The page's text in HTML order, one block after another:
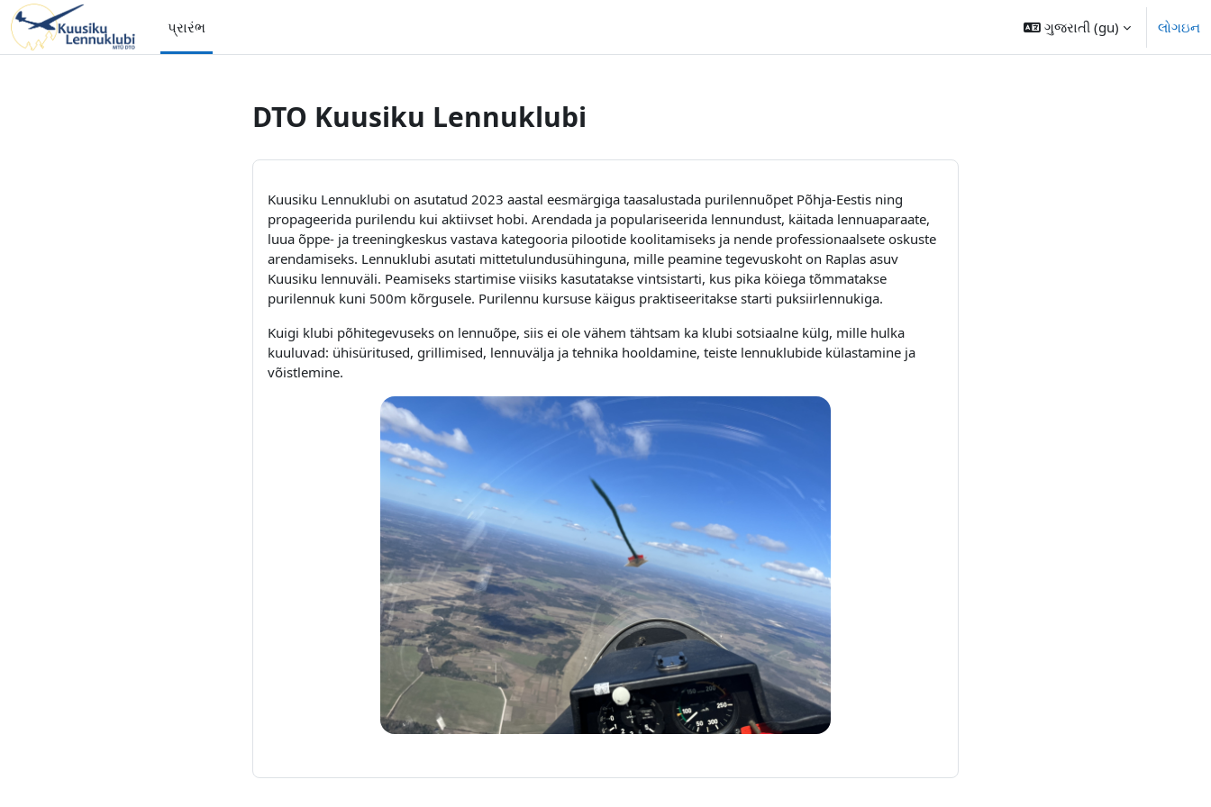
મુખ્ય વિષયવસ્તુ પર જાઓ
પ્રારંભ
ગુજરાતી ‎(gu)‎ લોગઇન
DTO Kuusiku Lennuklubi
Kuusiku Lennuklubi on asutatud 2023 aastal eesmärgiga taasalustada purilennuõpet Põhja-Eestis ning
propageerida purilendu kui aktiivset hobi. Arendada ja populariseerida lennundust, käitada lennuaparaate,
luua õppe- ja treeningkeskus vastava kategooria pilootide koolitamiseks ja nende professionaalsete oskuste
arendamiseks. Lennuklubi asutati mittetulundusühinguna, mille peamine tegevuskoht on Raplas asuv
Kuusiku lennuväli. Peamiseks startimise viisiks kasutatakse vintsistarti, kus pika köiega tõmmatakse
purilennuk kuni 500m kõrgusele. Purilennu kursuse käigus praktiseeritakse starti puksiirlennukiga.
Kuigi klubi põhitegevuseks on lennuõpe, siis ei ole vähem tähtsam ka klubi sotsiaalne külg, mille hulka
kuuluvad: ühisüritused, grillimised, lennuvälja ja tehnika hooldamine, teiste lennuklubide külastamine ja
võistlemine.